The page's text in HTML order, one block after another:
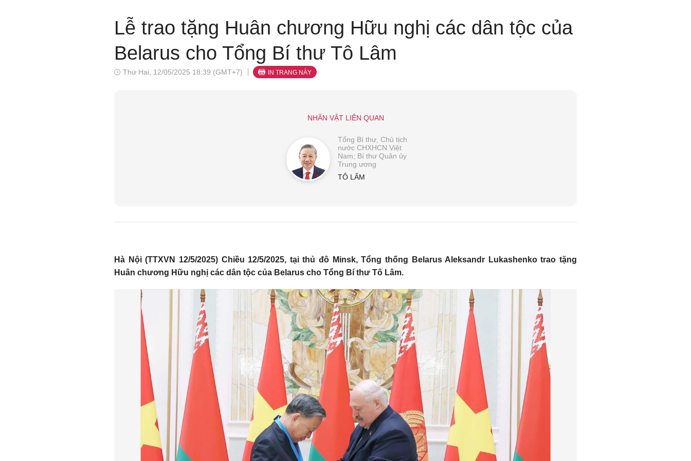
Lễ trao tặng Huân chương Hữu nghị các dân tộc của
Belarus cho Tổng Bí thư Tô Lâm
Thứ Hai, 12/05/2025 18:39 (GMT+7) IN TRANG NÀY
NHÂN VẬT LIÊN QUAN
Tổng Bí thư, Chủ tịch
nước CHXHCN Việt
Nam; Bí thư Quân ủy
Trung ương
TÔ LÂM
Hà Nội (TTXVN 12/5/2025) Chiều 12/5/2025, tại thủ đô Minsk, Tổng thống Belarus Aleksandr Lukashenko trao tặng
Huân chương Hữu nghị các dân tộc của Belarus cho Tổng Bí thư Tô Lâm.